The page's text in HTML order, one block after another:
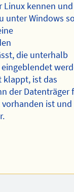
Linux kennen und
unter Windows
die unterhalb
eingeblendet
klappt, ist das
der Datenträger
ist und